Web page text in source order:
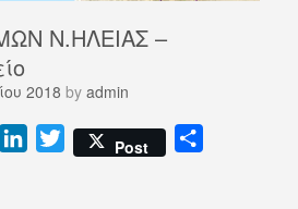
Ν.ΗΛΕΙΑΣ –
2018 by admin
T
Post